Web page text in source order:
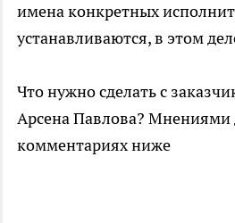
имена конкретных
устанавливаются, в этом
Что нужно сделать с
Арсена Павлова? Мнениями
комментариях ниже